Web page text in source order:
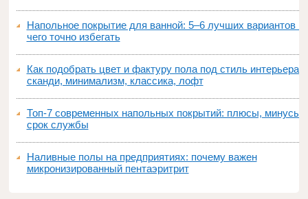
Напольное покрытие для ванной: 5–6 лучших вариантов и
чего точно избегать
Как подобрать цвет и фактуру пола под стиль интерьера:
сканди, минимализм, классика, лофт
Топ‑7 современных напольных покрытий: плюсы, минусы,
срок службы
Наливные полы на предприятиях: почему важен
микронизированный пентаэритрит